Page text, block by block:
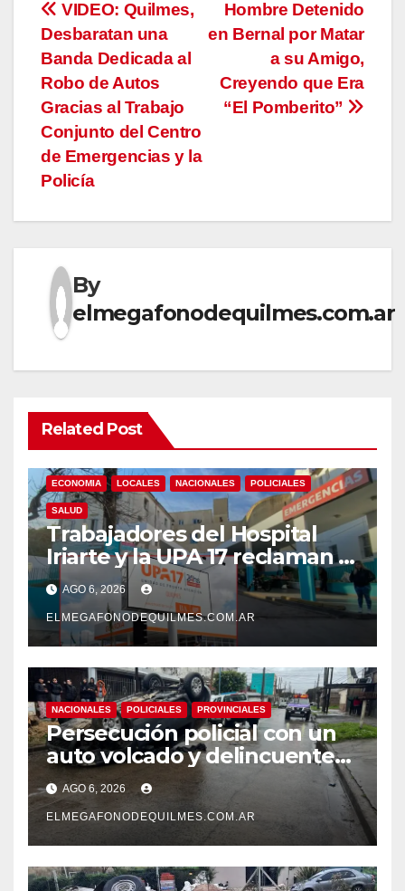
Navegación
de
entradas
Hombre Detenido
en Bernal por Matar
a su Amigo,
Creyendo que Era
“El Pomberito”
VIDEO: Quilmes,
Desbaratan una
Banda Dedicada al
Robo de Autos
Gracias al Trabajo
Conjunto del Centro
de Emergencias y la
Policía
By
elmegafonodequilmes.com.ar
Related Post
ECONOMIA LOCALES NACIONALES POLICIALES
SALUD
Trabajadores del Hospital
Iriarte y la UPA 17 reclaman el
pase a planta de becarios y
mejoras laborales
AGO 6, 2026
ELMEGAFONODEQUILMES.COM.AR
NACIONALES POLICIALES PROVINCIALES
Persecución policial con un
auto volcado y delincuentes
detenidos en San Francisco
Solano
AGO 6, 2026
ELMEGAFONODEQUILMES.COM.AR